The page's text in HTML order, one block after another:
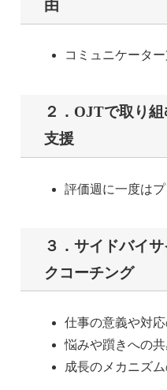
由
コミュニケータ
２．OJTで取り
支援
評価週に一度は
３．サイドバイ
クコーチング
仕事の意義や対
悩みや躓きへの
成長のメカニズ